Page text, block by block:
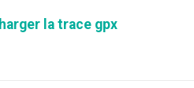
la trace gpx